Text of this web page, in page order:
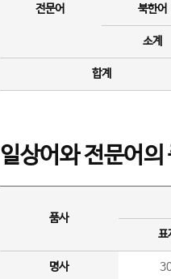
전문어 북한어
소계
합계
일상어와 전문어의
품사
표
명사